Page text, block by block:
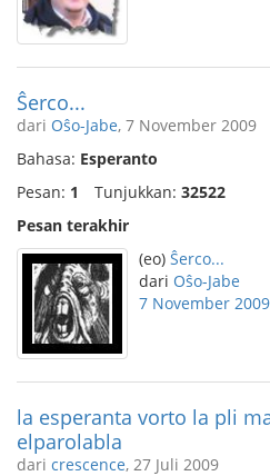
Ŝerco...
dari Oŝo-Jabe, 7 November 2009
Bahasa: Esperanto
Pesan: 1 Tunjukkan: 32522
Pesan terakhir
(eo) Ŝerco...
dari Oŝo-Jabe
7 November 2009
la esperanta vorto la pli
elparolabla
dari crescence, 27 Juli 2009